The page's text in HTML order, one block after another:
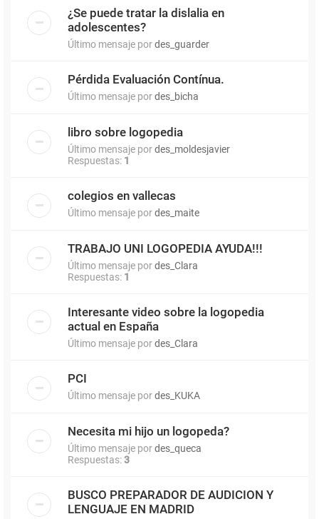
¿Se puede tratar la dislalia en
adolescentes?
Último mensaje pordes_guarder
Pérdida Evaluación Contínua.
Último mensaje pordes_bicha
libro sobre logopedia
Último mensaje pordes_moldesjavier
Respuestas: 1
colegios en vallecas
Último mensaje pordes_maite
TRABAJO UNI LOGOPEDIA AYUDA!!!
Último mensaje pordes_Clara
Respuestas: 1
Interesante video sobre la logopedia
actual en España
Último mensaje pordes_Clara
PCI
Último mensaje pordes_KUKA
Necesita mi hijo un logopeda?
Último mensaje pordes_queca
Respuestas:3
BUSCO PREPARADOR DE AUDICION Y
LENGUAJE EN MADRID